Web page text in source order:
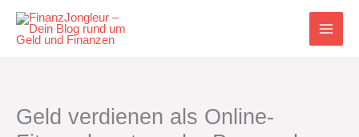
Inhalt
springen
Geld verdienen als Online-